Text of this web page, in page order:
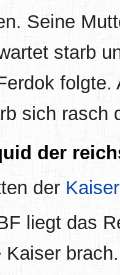
Seine
starb
folgte.
sich rasch
der
der
liegt das
Kaiser